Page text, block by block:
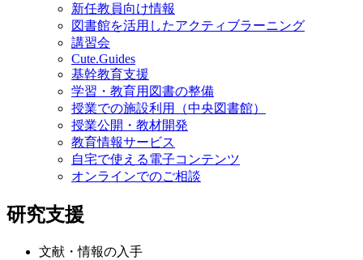
新任教員向け情報
図書館を活用したアクティブラーニング
講習会
Cute.Guides
基幹教育支援
学習・教育用図書の整備
授業での施設利用（中央図書館）
授業公開・教材開発
教育情報サービス
自宅で使える電子コンテンツ
オンラインでのご相談
研究支援
文献・情報の入手